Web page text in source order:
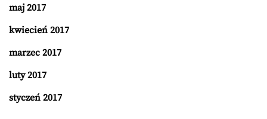
maj 2017
kwiecień 2017
marzec 2017
luty 2017
styczeń 2017